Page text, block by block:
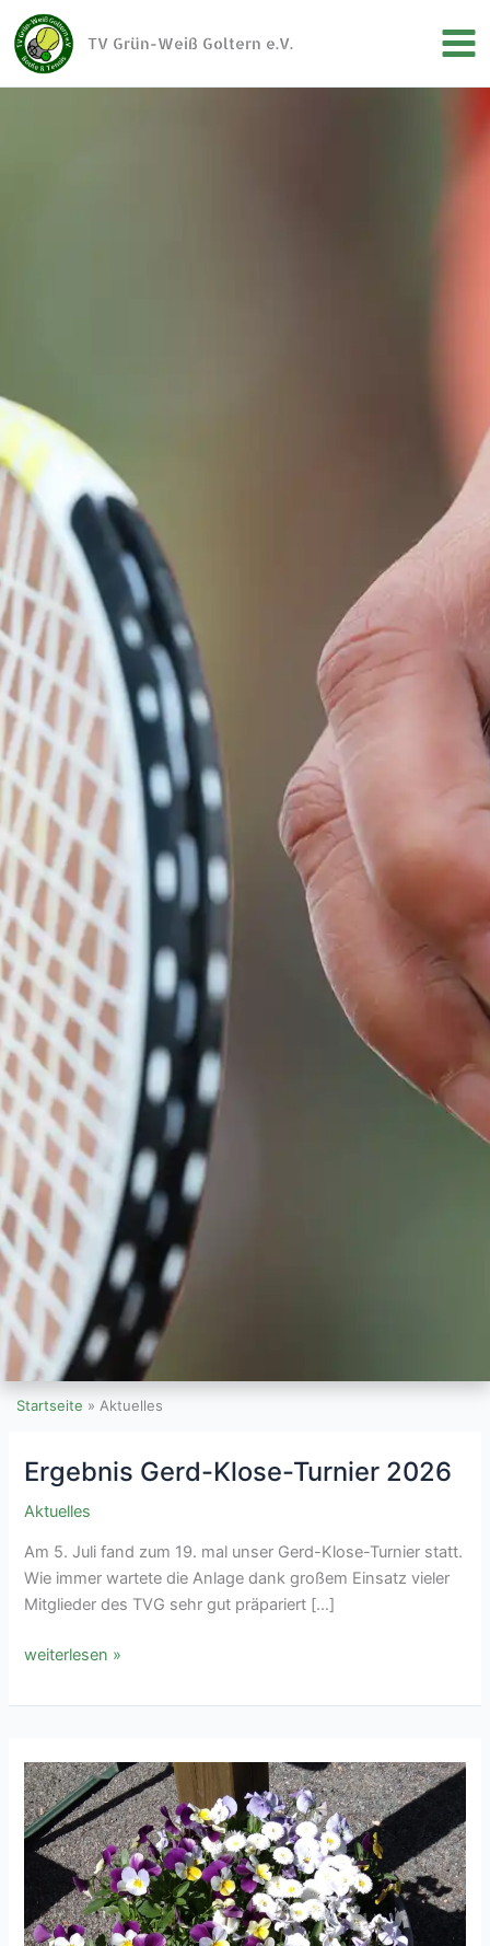
Zum
Inhalt
springen
TV Grün-Weiß Goltern e.V.
Startseite » Aktuelles
Ergebnis Gerd-Klose-Turnier 2026
Aktuelles
Am 5. Juli fand zum 19. mal unser Gerd-Klose-Turnier statt.
Wie immer wartete die Anlage dank großem Einsatz vieler
Mitglieder des TVG sehr gut präpariert […]
Ergebnis
Klose-
2026
weiterlesen »